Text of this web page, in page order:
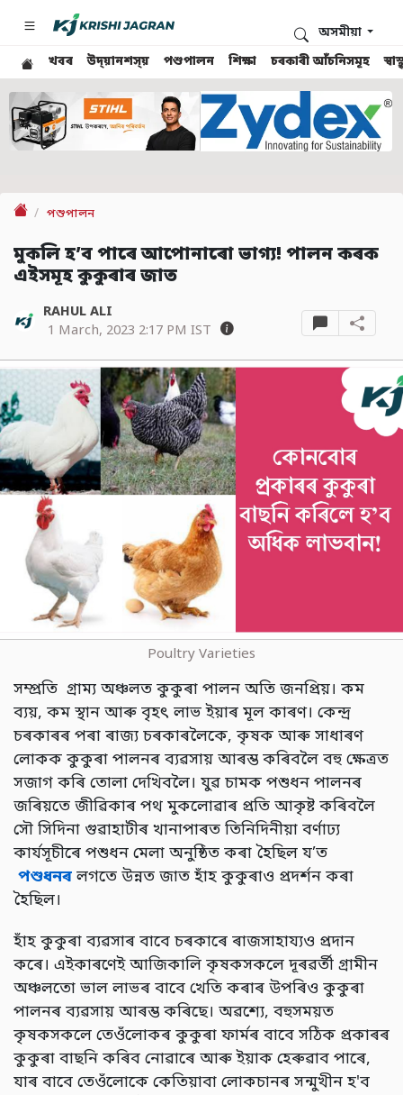
খবৰ উদ্য়ানশস্য় পশুপালন শিক্ষা চৰকাৰী আঁচনিসমূহ
অসমীয়া
পশুপালন
মুকলি হ’ব পাৰে আপোনাৰো ভাগ্য! পালন কৰক
এইসমূহ কুকুৰাৰ জাত
RAHUL ALI
1 March, 2023 2:17 PM IST
Poultry Varieties
সম্প্ৰতি গ্ৰাম্য অঞ্চলত কুকুৰা পালন অতি জনপ্ৰিয়। কম
ব্যয়, কম স্থান আৰু বৃহৎ লাভ ইয়াৰ মূল কাৰণ। কেন্দ্ৰ
চৰকাৰৰ পৰা ৰাজ্য চৰকাৰলৈকে, কৃষক আৰু সাধাৰণ
লোকক কুকুৰা পালনৰ ব্যৱসায় আৰম্ভ কৰিবলৈ বহু ক্ষেত্ৰত
সজাগ কৰি তোলা দেখিবলৈ। যুৱ চামক পশুধন পালনৰ
জৰিয়তে জীৱিকাৰ পথ মুকলোৱাৰ প্ৰতি আকৃষ্ট কৰিবলৈ
সৌ সিদিনা গুৱাহাটীৰ খানাপাৰত তিনিদিনীয়া বৰ্ণাঢ্য
কাৰ্যসূচীৰে পশুধন মেলা অনুষ্ঠিত কৰা হৈছিল য’ত
পশুধনৰ লগতে উন্নত জাত হাঁহ কুকুৰাও প্ৰদৰ্শন কৰা
হৈছিল।
হাঁহ কুকুৰা ব্যৱসাৰ বাবে চৰকাৰে ৰাজসাহায্যও প্ৰদান
কৰে। এইকাৰণেই আজিকালি কৃষকসকলে দূৰৱৰ্তী গ্ৰামীন
অঞ্চলতো ভাল লাভৰ বাবে খেতি কৰাৰ উপৰিও কুকুৰা
পালনৰ ব্যৱসায় আৰম্ভ কৰিছে। অৱশ্যে, বহুসময়ত
কৃষকসকলে তেওঁলোকৰ কুকুৰা ফাৰ্মৰ বাবে সঠিক প্ৰকাৰৰ
কুকুৰা বাছনি কৰিব নোৱাৰে আৰু ইয়াক হেৰুৱাব পাৰে,
যাৰ বাবে তেওঁলোকে কেতিয়াবা লোকচানৰ সন্মুখীন হ'ব